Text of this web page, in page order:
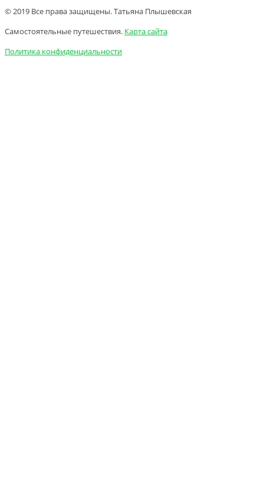
© 2019 Все права защищены. Татьяна Плышевская
Самостоятельные путешествия. Карта сайта
Политика конфиденциальности